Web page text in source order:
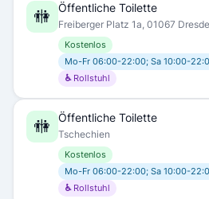
🚻 Öffentliche Toilette
Freiberger Platz 1a, 01067
Kostenlos
Mo-Fr 06:00-22:00; Sa 10:00-
♿ Rollstuhl
🚻 Öffentliche Toilette
Tschechien
Kostenlos
Mo-Fr 06:00-22:00; Sa 10:00-
♿ Rollstuhl